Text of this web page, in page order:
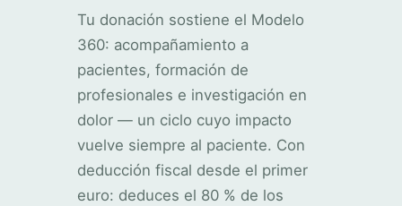
Tu donación sostiene el Modelo
360: acompañamiento a
pacientes, formación de
profesionales e investigación en
dolor — un ciclo cuyo impacto
vuelve siempre al paciente. Con
deducción fiscal desde el primer
euro: deduces el 80 % de los